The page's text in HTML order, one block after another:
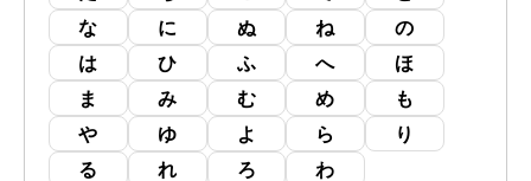
な
に ぬ ね
の
は
ひ ふ へ
ほ
ま
み む め
も
や
ゆ よ ら
り
る
れ ろ わ